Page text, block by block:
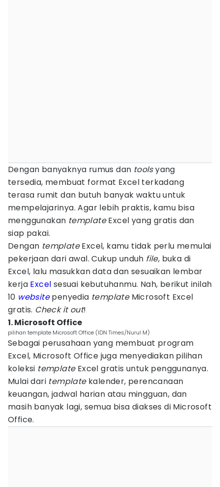
Dengan banyaknya rumus dan toolsyang
tersedia, membuat format Excel terkadang
terasa rumit dan butuh banyak waktu untuk
mempelajarinya. Agar lebih praktis, kamu bisa
menggunakan templateExcel yang gratis dan
siap pakai.
Dengan templateExcel, kamu tidak perlu memulai
pekerjaan dari awal. Cukup unduh file, buka di
Excel, lalu masukkan data dan sesuaikan lembar
kerja Excel sesuai kebutuhanmu. Nah, berikut inilah
10 websitepenyedia templateMicrosoft Excel
gratis. Check it out!
1. Microsoft Office
pilihan template Microsoft Office (IDN Times/Nurul M)
Sebagai perusahaan yang membuat program
Excel, Microsoft Office juga menyediakan pilihan
koleksi templateExcel gratis untuk penggunanya.
Mulai dari templatekalender, perencanaan
keuangan, jadwal harian atau mingguan, dan
masih banyak lagi, semua bisa diakses di Microsoft
Office.